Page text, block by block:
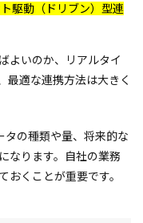
駆動（ドリブン）型連
よいのか、リアルタイ
最適な連携方法は大きく
タの種類や量、将来的な
なります。自社の業務
おくことが重要です。